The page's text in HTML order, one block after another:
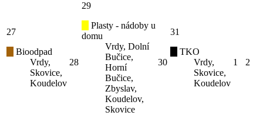
27
Bioodpad
Vrdy,
Skovice,
Koudelov
28
29
Plasty - nádoby u
domu
Vrdy, Dolní
Bučice,
Horní
Bučice,
Zbyslav,
Koudelov,
Skovice
30
31
TKO
Vrdy,
Skovice,
Koudelov
1 2